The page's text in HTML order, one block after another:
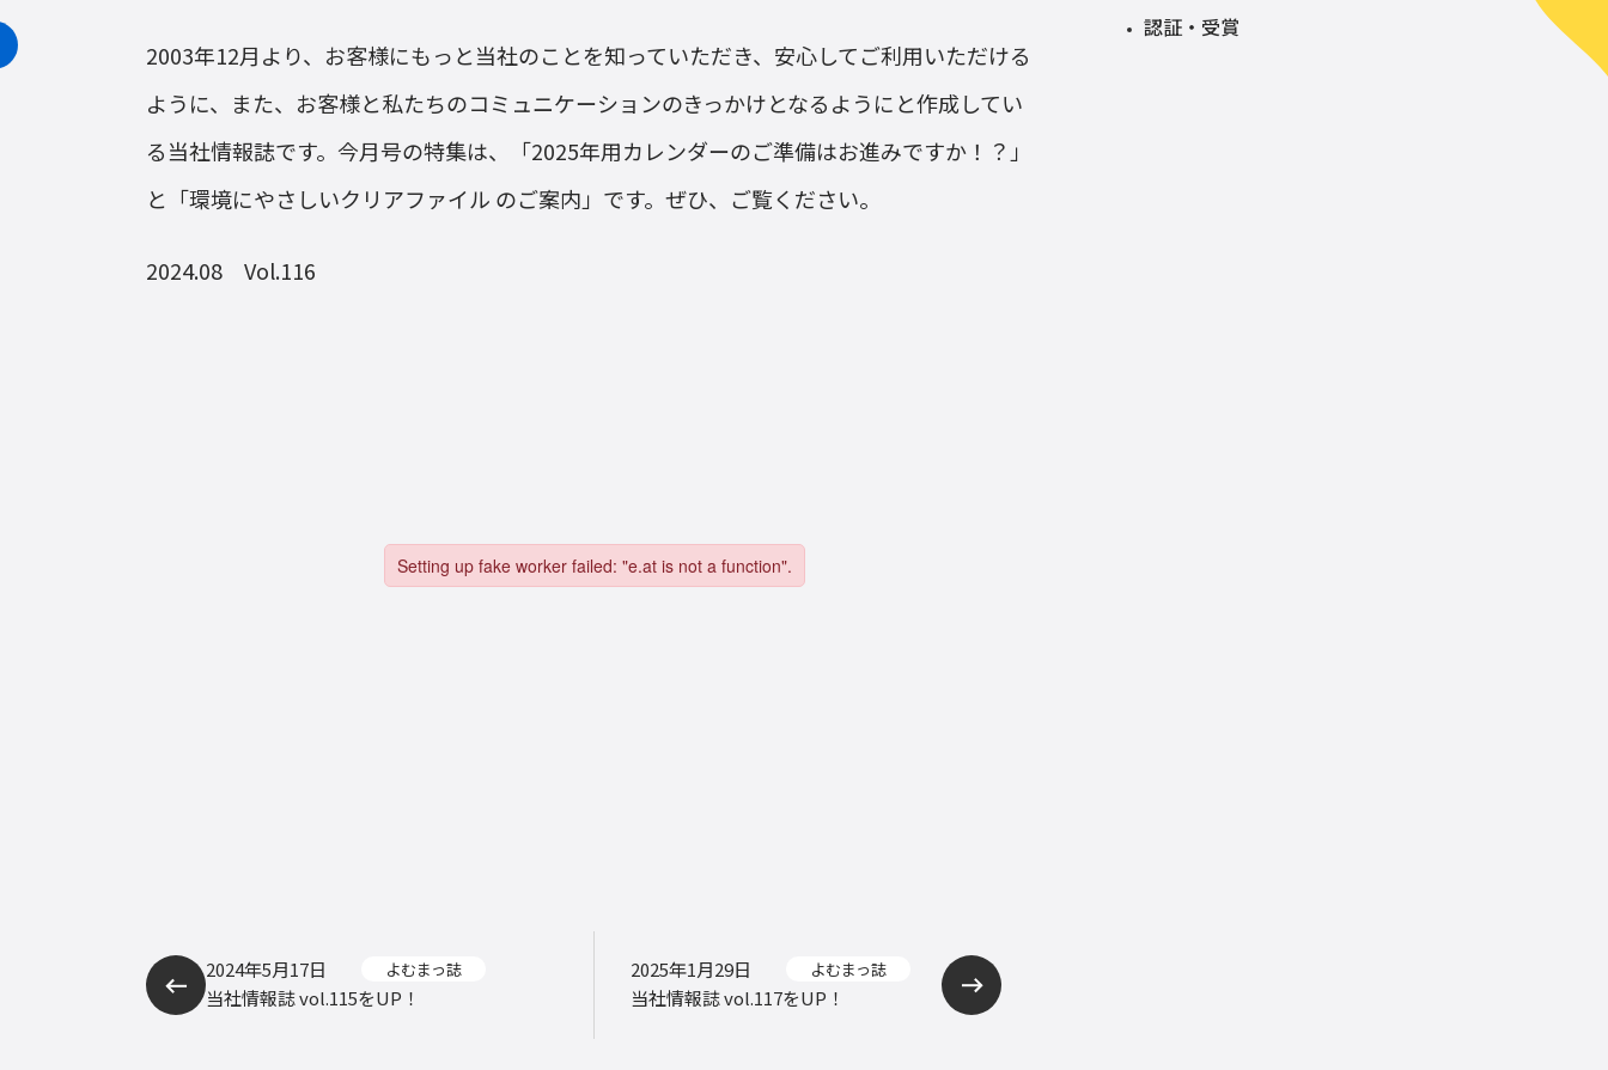
認証・受賞
2003年12月より、お客様にもっと当社のことを知っていただき、安心してご利用いただける
ように、また、お客様と私たちのコミュニケーションのきっかけとなるようにと作成してい
る当社情報誌です。今月号の特集は、「2025年用カレンダーのご準備はお進みですか！？」
と「環境にやさしいクリアファイル のご案内」です。ぜひ、ご覧ください。
2024.08 Vol.116
2024年5月17日 よむまっ誌
当社情報誌 vol.115をUP！
2025年1月29日 よむまっ誌
当社情報誌 vol.117をUP！